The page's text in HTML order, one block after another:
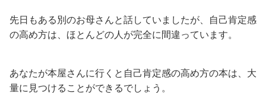
先日もある別のお母さんと話していましたが、自己肯定感
の高め方は、ほとんどの人が完全に間違っています。
あなたが本屋さんに行くと自己肯定感の高め方の本は、大
量に見つけることができるでしょう。